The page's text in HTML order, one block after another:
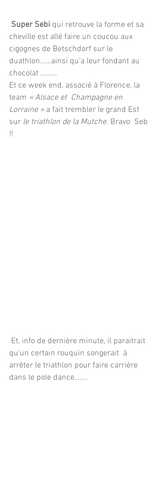
Super Sebi qui retrouve la forme et sa
cheville est allé faire un coucou aux
cigognes de Betschdorf sur le
duathlon……ainsi qu’a leur fondant au
chocolat ………
Et ce week end, associé à Florence, la
team « Alsace et  Champagne en
Lorraine » a fait trembler le grand Est
sur le triathlon de la Mutche. Bravo  Seb
!!
qu’un certain rouquin songerait  à
arrêter le triathlon pour faire carrière
dans le pole dance…….